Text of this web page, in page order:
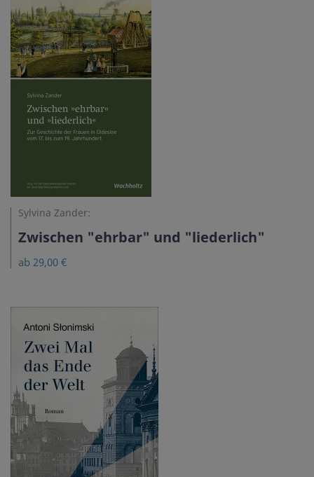
Sylvina Zander:
Zwischen "ehrbar" und "liederlich"
ab 29,00 €